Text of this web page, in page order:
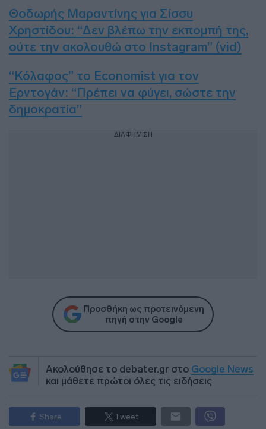
Θοδωρής Μαραντίνης για Σίσσυ
Χρηστίδου: “Δεν βλέπω την εκπομπή της,
ούτε την ακολουθώ στο Instagram” (vid)
“Κόλαφος” το Economist για τον
Ερντογάν: “Πρέπει να φύγει, σώστε την
δημοκρατία”
ΔΙΑΦΗΜΙΣΗ
Προσθήκη ως προτεινόμενη
πηγή στην Google
Ακολούθησε το debater.gr στο Google News
και μάθετε πρώτοι όλες τις ειδήσεις
Share Tweet